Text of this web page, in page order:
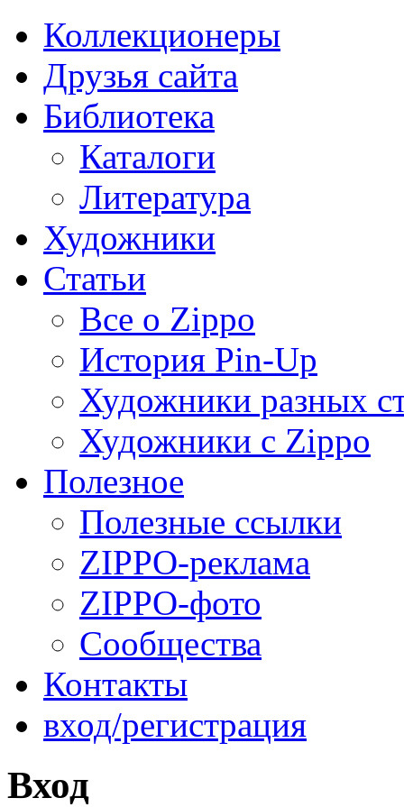
Коллекционеры
Друзья сайта
Библиотека
Каталоги
Литература
Художники
Статьи
Все о Zippo
История Pin-Up
Художники разных
Художники с Zippo
Полезное
Полезные ссылки
ZIPPO-реклама
ZIPPO-фото
Сообщества
Контакты
вход/регистрация
Вход